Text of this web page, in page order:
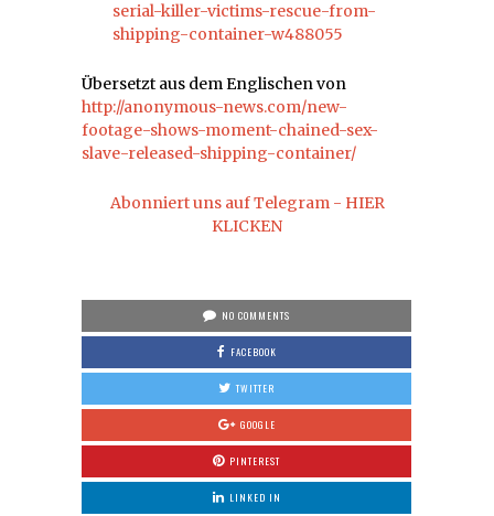
serial-killer-victims-rescue-from-
shipping-container-w488055
Übersetzt aus dem Englischen von
http://anonymous-news.com/new-
footage-shows-moment-chained-sex-
slave-released-shipping-container/
Abonniert uns auf Telegram - HIER
KLICKEN
NO COMMENTS
FACEBOOK
TWITTER
GOOGLE
PINTEREST
LINKED IN